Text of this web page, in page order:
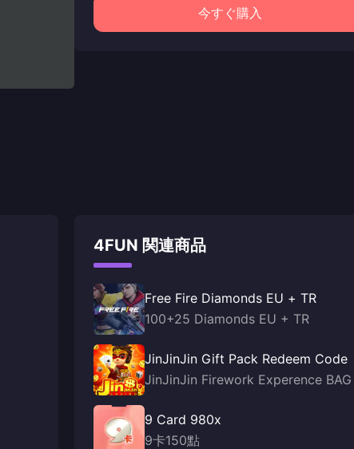
今すぐ購入
4FUN 関連商品
Free Fire Diamonds EU + TR
100+25 Diamonds EU + TR
JinJinJin Gift Pack Redeem Code
JinJinJin Firework Experence BAG
9 Card 980x
9卡150點